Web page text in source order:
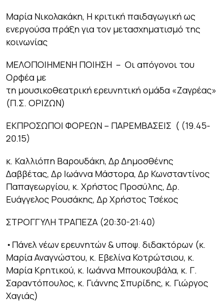
Μαρία Νικολακάκη, Η κριτική παιδαγωγική ως
ενεργούσα πράξη για τον μετασχηματισμό της
κοινωνίας
ΜΕΛΟΠΟΙΗΜΕΝΗ ΠΟΙΗΣΗ – Οι απόγονοι του
Ορφέα με
τη μουσικοθεατρική ερευνητική ομάδα «Ζαγρέας»
(Π.Σ. ΟΡΙΖΩΝ)
ΕΚΠΡΟΣΩΠΟΙ ΦΟΡΕΩΝ – ΠΑΡΕΜΒΑΣΕΙΣ ( (19.45-
20.15)
κ. Καλλιόπη Βαρουδάκη, Δρ Δημοσθένης
Δαββέτας, Δρ Ιωάννα Μάστορα, Δρ Κωνσταντίνος
Παπαγεωργίου, κ. Χρήστος Προσύλης, Δρ.
Ευάγγελος Ρουσάκης, Δρ Χρήστος Τσέκος
ΣΤΡΟΓΓΥΛΗ ΤΡΑΠΕΖΑ (20:30-21:40)
•Πάνελ νέων ερευνητών & υποψ. διδακτόρων (κ.
Μαρία Αναγνώστου, κ. Εβελίνα Κοτρώτσιου, κ.
Μαρία Κρητικού, κ. Ιωάννα Μπουκουβάλα, κ. Γ.
Σαραντόπουλος, κ. Γιάννης Σπυρίδης, κ. Γιώργος
Χαγιάς)